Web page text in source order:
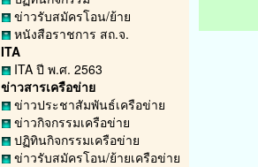
ข่าวรับสมัครโอน/ย้าย
หนังสือราชการ สถ.จ.
ITA
ITA ปี พ.ศ. 2563
ข่าวสารเครือข่าย
ข่าวประชาสัมพันธ์เครือข่าย
ข่าวกิจกรรมเครือข่าย
ปฏิทินกิจกรรมเครือข่าย
ข่าวรับสมัครโอน/ย้ายเครือข่าย